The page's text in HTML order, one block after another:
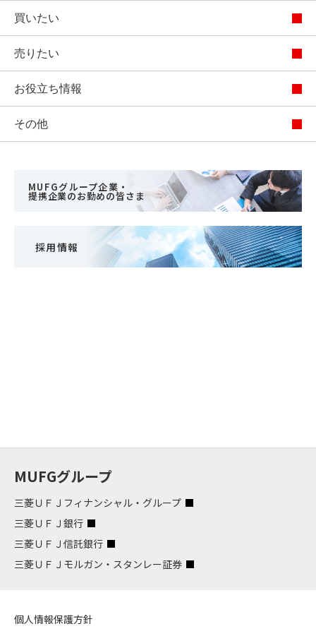
買いたい
売りたい
お役立ち情報
その他
MUFGグループ企業・
提携企業のお勤めの皆さま
採用情報
MUFGグループ
三菱ＵＦＪフィナンシャル・グループ
三菱ＵＦＪ銀行
三菱ＵＦＪ信託銀行
三菱ＵＦＪモルガン・スタンレー証券
個人情報保護方針